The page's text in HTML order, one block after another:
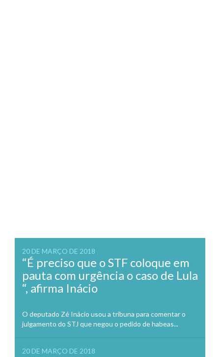
20 DE MARÇO DE 2018
“É preciso que o STF coloque em
pauta com urgência o caso de Lula
“, afirma Inácio
O deputado Zé Inácio usou a tribuna para comentar o
julgamento do STJ que negou o pedido de habeas...
20 DE MARÇO DE 2018